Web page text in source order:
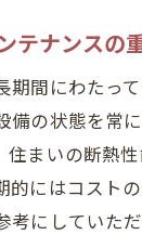
札幌
持続
エコ
札幌
環境
テナンスの
期間にわたっ
備の状態を常
まいの断熱
にはコスト
にしていた